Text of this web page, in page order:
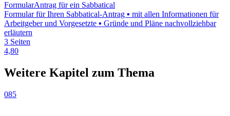
FormularAntrag für ein Sabbatical
Formular für Ihren Sabbatical-Antrag ▪ mit allen Informationen für
Arbeitgeber und Vorgesetzte ▪ Gründe und Pläne nachvollziehbar
erläutern
3 Seiten
4,80
Weitere Kapitel zum Thema
085